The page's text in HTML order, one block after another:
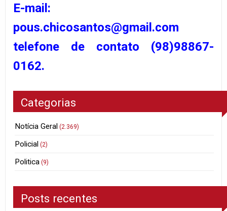
E-mail:
pous.chicosantos@gmail.com
telefone de contato (98)98867-
0162.
Categorias
Notícia Geral (2.369)
Policial (2)
Politica (9)
Posts recentes